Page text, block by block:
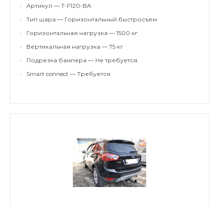
•
Артикул — T-F120-BA
•
Тип шара — Горизонтальный быстросъем
•
Горизонтальная нагрузка — 1500 кг
•
Вертикальная нагрузка — 75 кг
•
Подрезка бампера — Не требуется
•
Smart connect — Требуется